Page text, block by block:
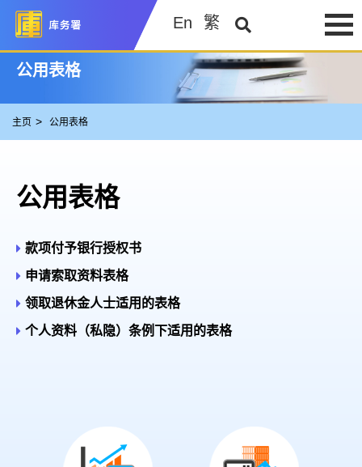
En 繁
公用表格
主页 公用表格
公用表格
款项付予银行授权书
申请索取资料表格
领取退休金人士适用的表格
个人资料（私隐）条例下适用的表格